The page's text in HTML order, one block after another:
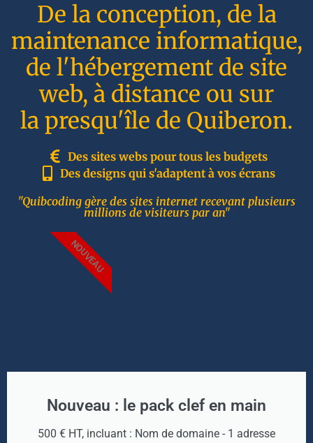
De la conception, de la
maintenance informatique,
de l'hébergement de site
web, à distance ou sur
la presqu'île de Quiberon.
Des sites webs pour tous les budgets
Des designs qui s'adaptent à vos écrans
"Quibcoding gère des sites internet recevant plusieurs
millions de visiteurs par an"
Nouveau : le pack clef en main
500 € HT, incluant : Nom de domaine - 1 adresse
NOUVEAU